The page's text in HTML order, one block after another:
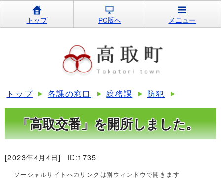
トップ PC版へ メニュー
トップ 各課の窓口 総務課 防犯
「高取交番」を開所しました。
[2023年4月4日] ID:1735
ソーシャルサイトへのリンクは別ウィンドウで開きます